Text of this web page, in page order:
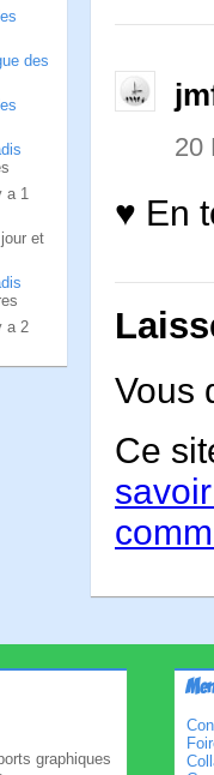
des
a 1
et
a 2
20
♥ En
Vous
Ce
graphiques